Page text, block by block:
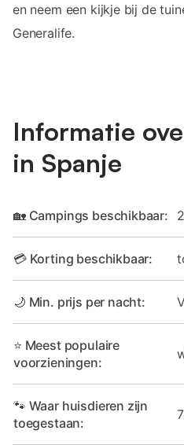
en neem een kijkje bij de
Generalife.
Informatie
in Spanje
🏡 Campings beschikbaar:
💳 Korting beschikbaar:
🌙 Min. prijs per nacht:
⭐ Meest populaire
voorzieningen:
🐾 Waar huisdieren zijn
toegestaan: